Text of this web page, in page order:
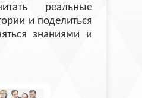
реальные
и поделиться
знаниями и